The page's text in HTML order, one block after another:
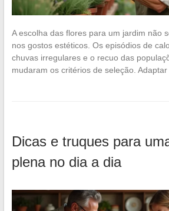
A escolha das flores para um jardim não
nos gostos estéticos. Os episódios de
chuvas irregulares e o recuo das
mudaram os critérios de seleção.
Dicas e truques para
plena no dia a dia